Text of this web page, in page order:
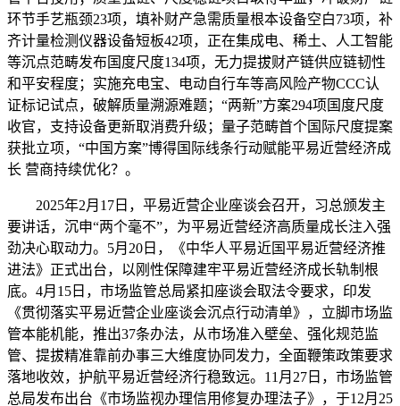
环节手艺瓶颈23项，填补财产急需质量根本设备空白73项，补
齐计量检测仪器设备短板42项，正在集成电、稀土、人工智能
等沉点范畴发布国度尺度134项，无力提拔财产链供应链韧性
和平安程度；实施充电宝、电动自行车等高风险产物CCC认
证标记试点，破解质量溯源难题；“两新”方案294项国度尺度
收官，支持设备更新取消费升级；量子范畴首个国际尺度提案
获批立项，“中国方案”博得国际线条行动赋能平易近营经济成
长 营商持续优化？。
2025年2月17日，平易近营企业座谈会召开，习总颁发主
要讲话，沉申“两个毫不”，为平易近营经济高质量成长注入强
劲决心取动力。5月20日，《中华人平易近国平易近营经济推
进法》正式出台，以刚性保障建牢平易近营经济成长轨制根
底。4月15日，市场监管总局紧扣座谈会取法令要求，印发
《贯彻落实平易近营企业座谈会沉点行动清单》，立脚市场监
管本能机能，推出37条办法，从市场准入壁垒、强化规范监
管、提拔精准靠前办事三大维度协同发力，全面鞭策政策要求
落地收效，护航平易近营经济行稳致远。11月27日，市场监管
总局发布出台《市场监视办理信用修复办理法子》，于12月25